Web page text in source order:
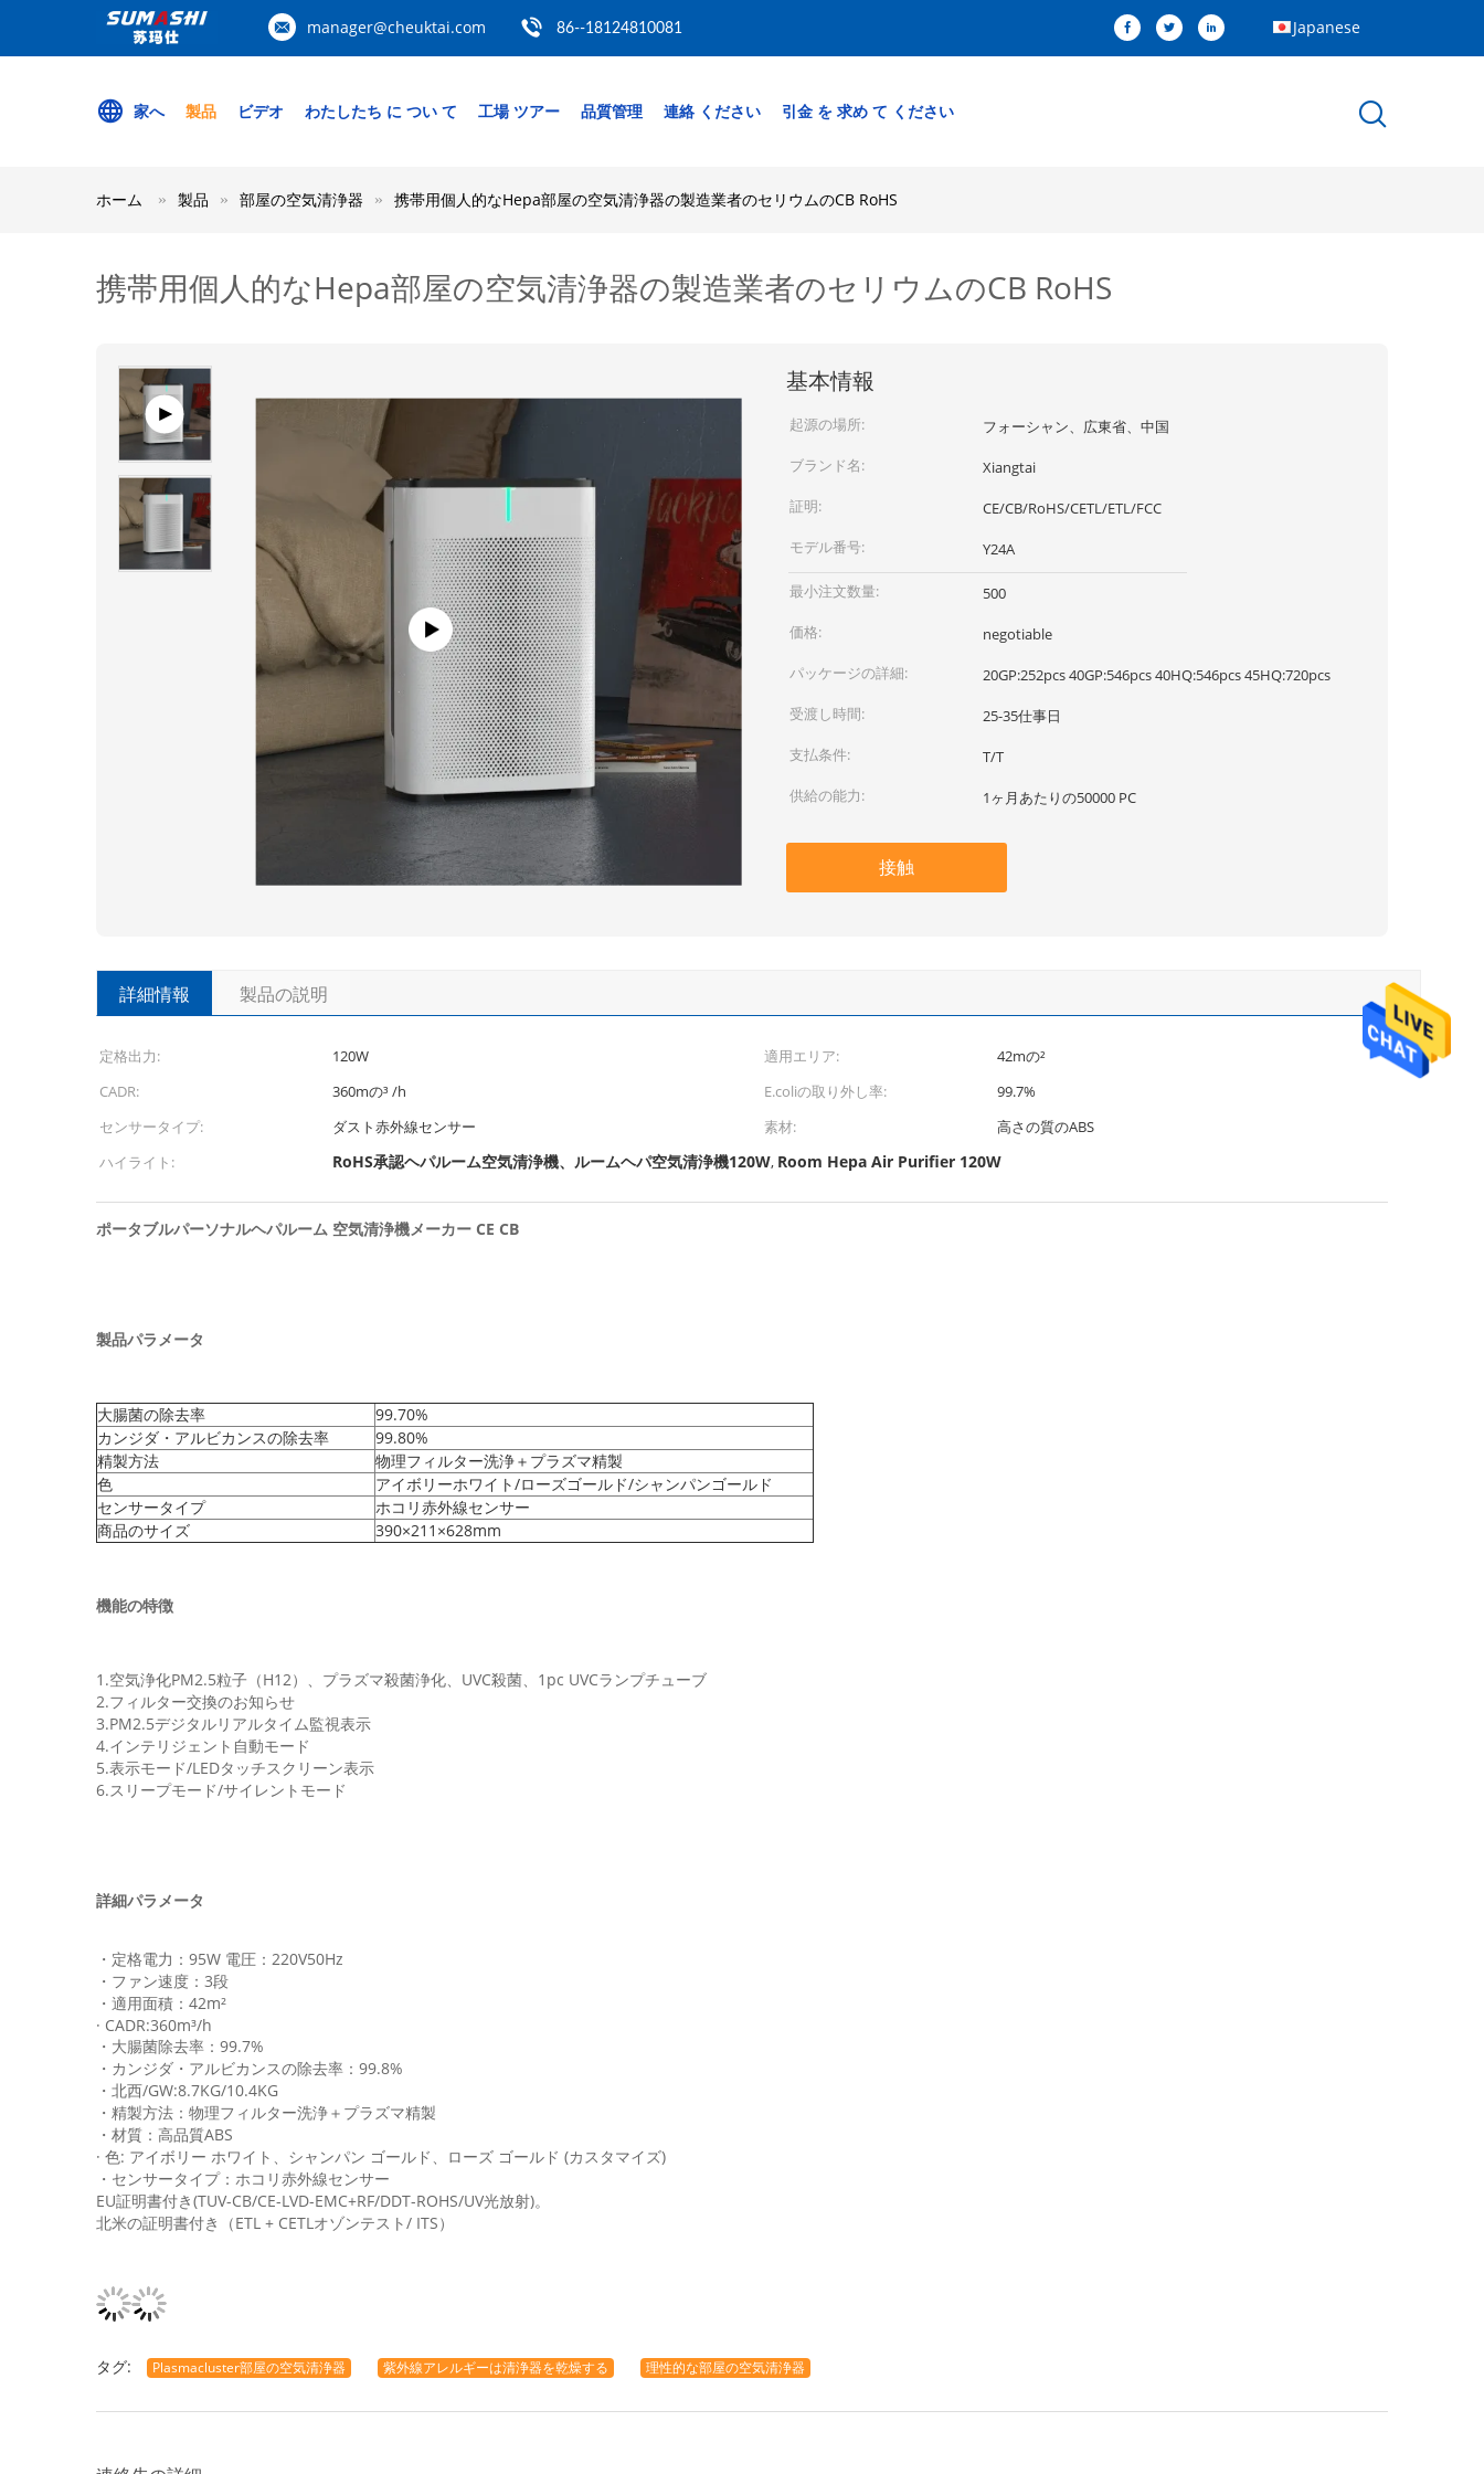
manager@cheuktai.com 86--18124810081 Japanese
家へ 製品 ビデオ わたしたち に つい て 工場 ツアー 品質管理 連絡 ください 引金 を 求め て ください
ホーム 製品 部屋の空気清浄器 携帯用個人的なHepa部屋の空気清浄器の製造業者のセリウムのCB RoHS
携帯用個人的なHepa部屋の空気清浄器の製造業者のセリウムのCB RoHS
基本情報
起源の場所:
フォーシャン、広東省、中国
ブランド名:
Xiangtai
証明:
CE/CB/RoHS/CETL/ETL/FCC
モデル番号:
Y24A
最小注文数量:
500
価格:
negotiable
パッケージの詳細:
20GP:252pcs 40GP:546pcs 40HQ:546pcs 45HQ:720pcs
受渡し時間:
25-35仕事日
支払条件:
T/T
供給の能力:
1ヶ月あたりの50000 PC
接触
詳細情報 製品の説明
定格出力: 120W 適用エリア:
42mの²
CADR:
360mの³ /h E.coliの取り外し率:
99.7%
センサータイプ:
ダスト赤外線センサー 素材:
高さの質のABS
ハイライト:
RoHS承認ヘパルーム空気清浄機、ルームヘパ空気清浄機120W, Room Hepa Air Purifier 120W
ポータブルパーソナルヘパルーム 空気清浄機メーカー CE CB
製品パラメータ
大腸菌の除去率
99.70%
カンジダ・アルビカンスの除去率
99.80%
精製方法
物理フィルター洗浄＋プラズマ精製
色
アイボリーホワイト/ローズゴールド/シャンパンゴールド
センサータイプ
ホコリ赤外線センサー
商品のサイズ
390×211×628mm
機能の特徴
1.空気浄化PM2.5粒子（H12）、プラズマ殺菌浄化、UVC殺菌、1pc UVCランプチューブ
2.フィルター交換のお知らせ
3.PM2.5デジタルリアルタイム監視表示
4.インテリジェント自動モード
5.表示モード/LEDタッチスクリーン表示
6.スリープモード/サイレントモード
詳細パラメータ
・定格電力：95W 電圧：220V50Hz
・ファン速度：3段
・適用面積：42m²
· CADR:360m³/h
・大腸菌除去率：99.7%
・カンジダ・アルビカンスの除去率：99.8%
・北西/GW:8.7KG/10.4KG
・精製方法：物理フィルター洗浄＋プラズマ精製
・材質：高品質ABS
· 色: アイボリー ホワイト、シャンパン ゴールド、ローズ ゴールド (カスタマイズ)
・センサータイプ：ホコリ赤外線センサー
EU証明書付き(TUV-CB/CE-LVD-EMC+RF/DDT-ROHS/UV光放射)。
北米の証明書付き（ETL + CETLオゾンテスト/ ITS）
タグ: Plasmacluster部屋の空気清浄器 紫外線アレルギーは清浄器を乾燥する 理性的な部屋の空気清浄器